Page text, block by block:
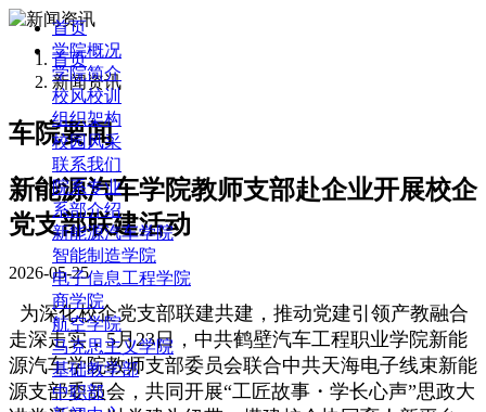
首页
学院概况
学院简介
校风校训
组织架构
校园风采
联系我们
院系专业
系部介绍
新能源汽车学院
智能制造学院
电子信息工程学院
商学院
航空学院
马克思主义学院
基础教学部
中职部
首页
新闻资讯
车院要闻
新能源汽车学院教师支部赴企业开展校企
党支部联建活动
2026-05-25
为深化校企党支部联建共建，推动党建引领产教融合
走深走实，5月23日，中共鹤壁汽车工程职业学院新能
源汽车学院教师支部委员会联合中共天海电子线束新能
源支部委员会，共同开展“工匠故事・学长心声”思政大